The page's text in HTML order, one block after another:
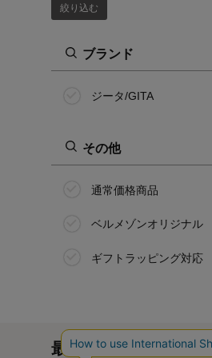
絞り込む
ブランド
ジータ/GITA
その他
通常価格商品
ベルメゾンオリジナル
ギフトラッピング対応
最近チェックした商品